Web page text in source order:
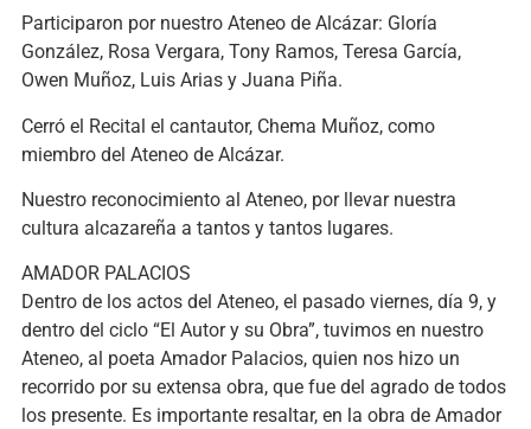
Participaron por nuestro Ateneo de Alcázar: Gloría
González, Rosa Vergara, Tony Ramos, Teresa García,
Owen Muñoz, Luis Arias y Juana Piña.
Cerró el Recital el cantautor, Chema Muñoz, como
miembro del Ateneo de Alcázar.
Nuestro reconocimiento al Ateneo, por llevar nuestra
cultura alcazareña a tantos y tantos lugares.
AMADOR PALACIOS
Dentro de los actos del Ateneo, el pasado viernes, día 9, y
dentro del ciclo “El Autor y su Obra”, tuvimos en nuestro
Ateneo, al poeta Amador Palacios, quien nos hizo un
recorrido por su extensa obra, que fue del agrado de todos
los presente. Es importante resaltar, en la obra de Amador